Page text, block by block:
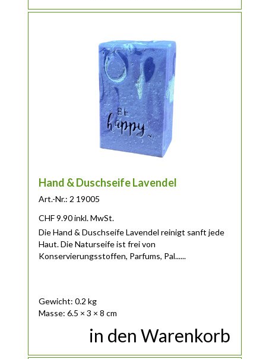
Hand & Duschseife Lavendel
Art.-Nr.: 2 19005
CHF9.90 inkl. MwSt.
Die Hand & Duschseife Lavendel reinigt sanft jede
Haut. Die Naturseife ist frei von
Konservierungsstoffen, Parfums, Pal......
Gewicht: 0.2 kg
Masse: 6.5 × 3 × 8 cm
in den Warenkorb